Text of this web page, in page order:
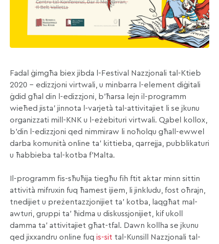
Fadal ġimgħa biex jibda l-Festival Nazzjonali tal-Ktieb
2020 – edizzjoni virtwali, u minbarra l-element diġitali
ġdid għal din l-edizzjoni, b’ħarsa lejn il-programm
wieħed jista’ jinnota l-varjetà tal-attivitajiet li se jkunu
organizzati mill-KNK u l-eżebituri virtwali. Qabel kollox,
b’din l-edizzjoni qed nimmiraw li noħolqu għall-ewwel
darba komunità online ta’ kittieba, qarrejja, pubblikaturi
u ħabbieba tal-kotba f’Malta.
Il-programm fis-sħuħija tiegħu fih ftit aktar minn sittin
attività mifruxin fuq ħamest ijiem, li jinkludu, fost oħrajn,
tnedijiet u preżentazzjonijiet ta’ kotba, laqgħat mal-
awturi, gruppi ta’ ħidma u diskussjonijiet, kif ukoll
damma ta’ attivitajiet għat-tfal. Dawn kollha se jkunu
qed jixxandru online fuq is-sit tal-Kunsill Nazzjonali tal-